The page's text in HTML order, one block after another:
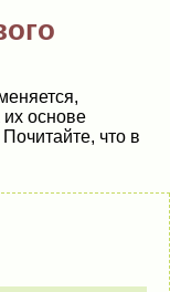
основе
что в